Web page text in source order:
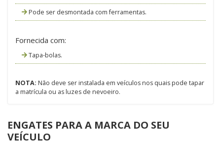
Pode ser desmontada com ferramentas.
Fornecida com:
Tapa-bolas.
NOTA: Não deve ser instalada em veículos nos quais pode tapar
a matrícula ou as luzes de nevoeiro.
ENGATES PARA A MARCA DO SEU
VEÍCULO